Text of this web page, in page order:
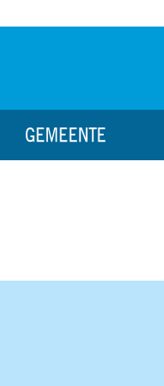
GEMEENTE